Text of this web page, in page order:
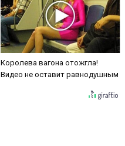
Королева вагона отожгла!
Видео не оставит равнодушным